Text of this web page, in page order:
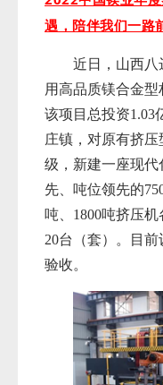
遇，陪伴我们一路
近日，山西八
用高品质镁合金型
该项目总投资1.03
庄镇，对原有挤
级，新建一座现
先、吨位领先的
吨、1800吨挤压
20台（套）。目
验收。